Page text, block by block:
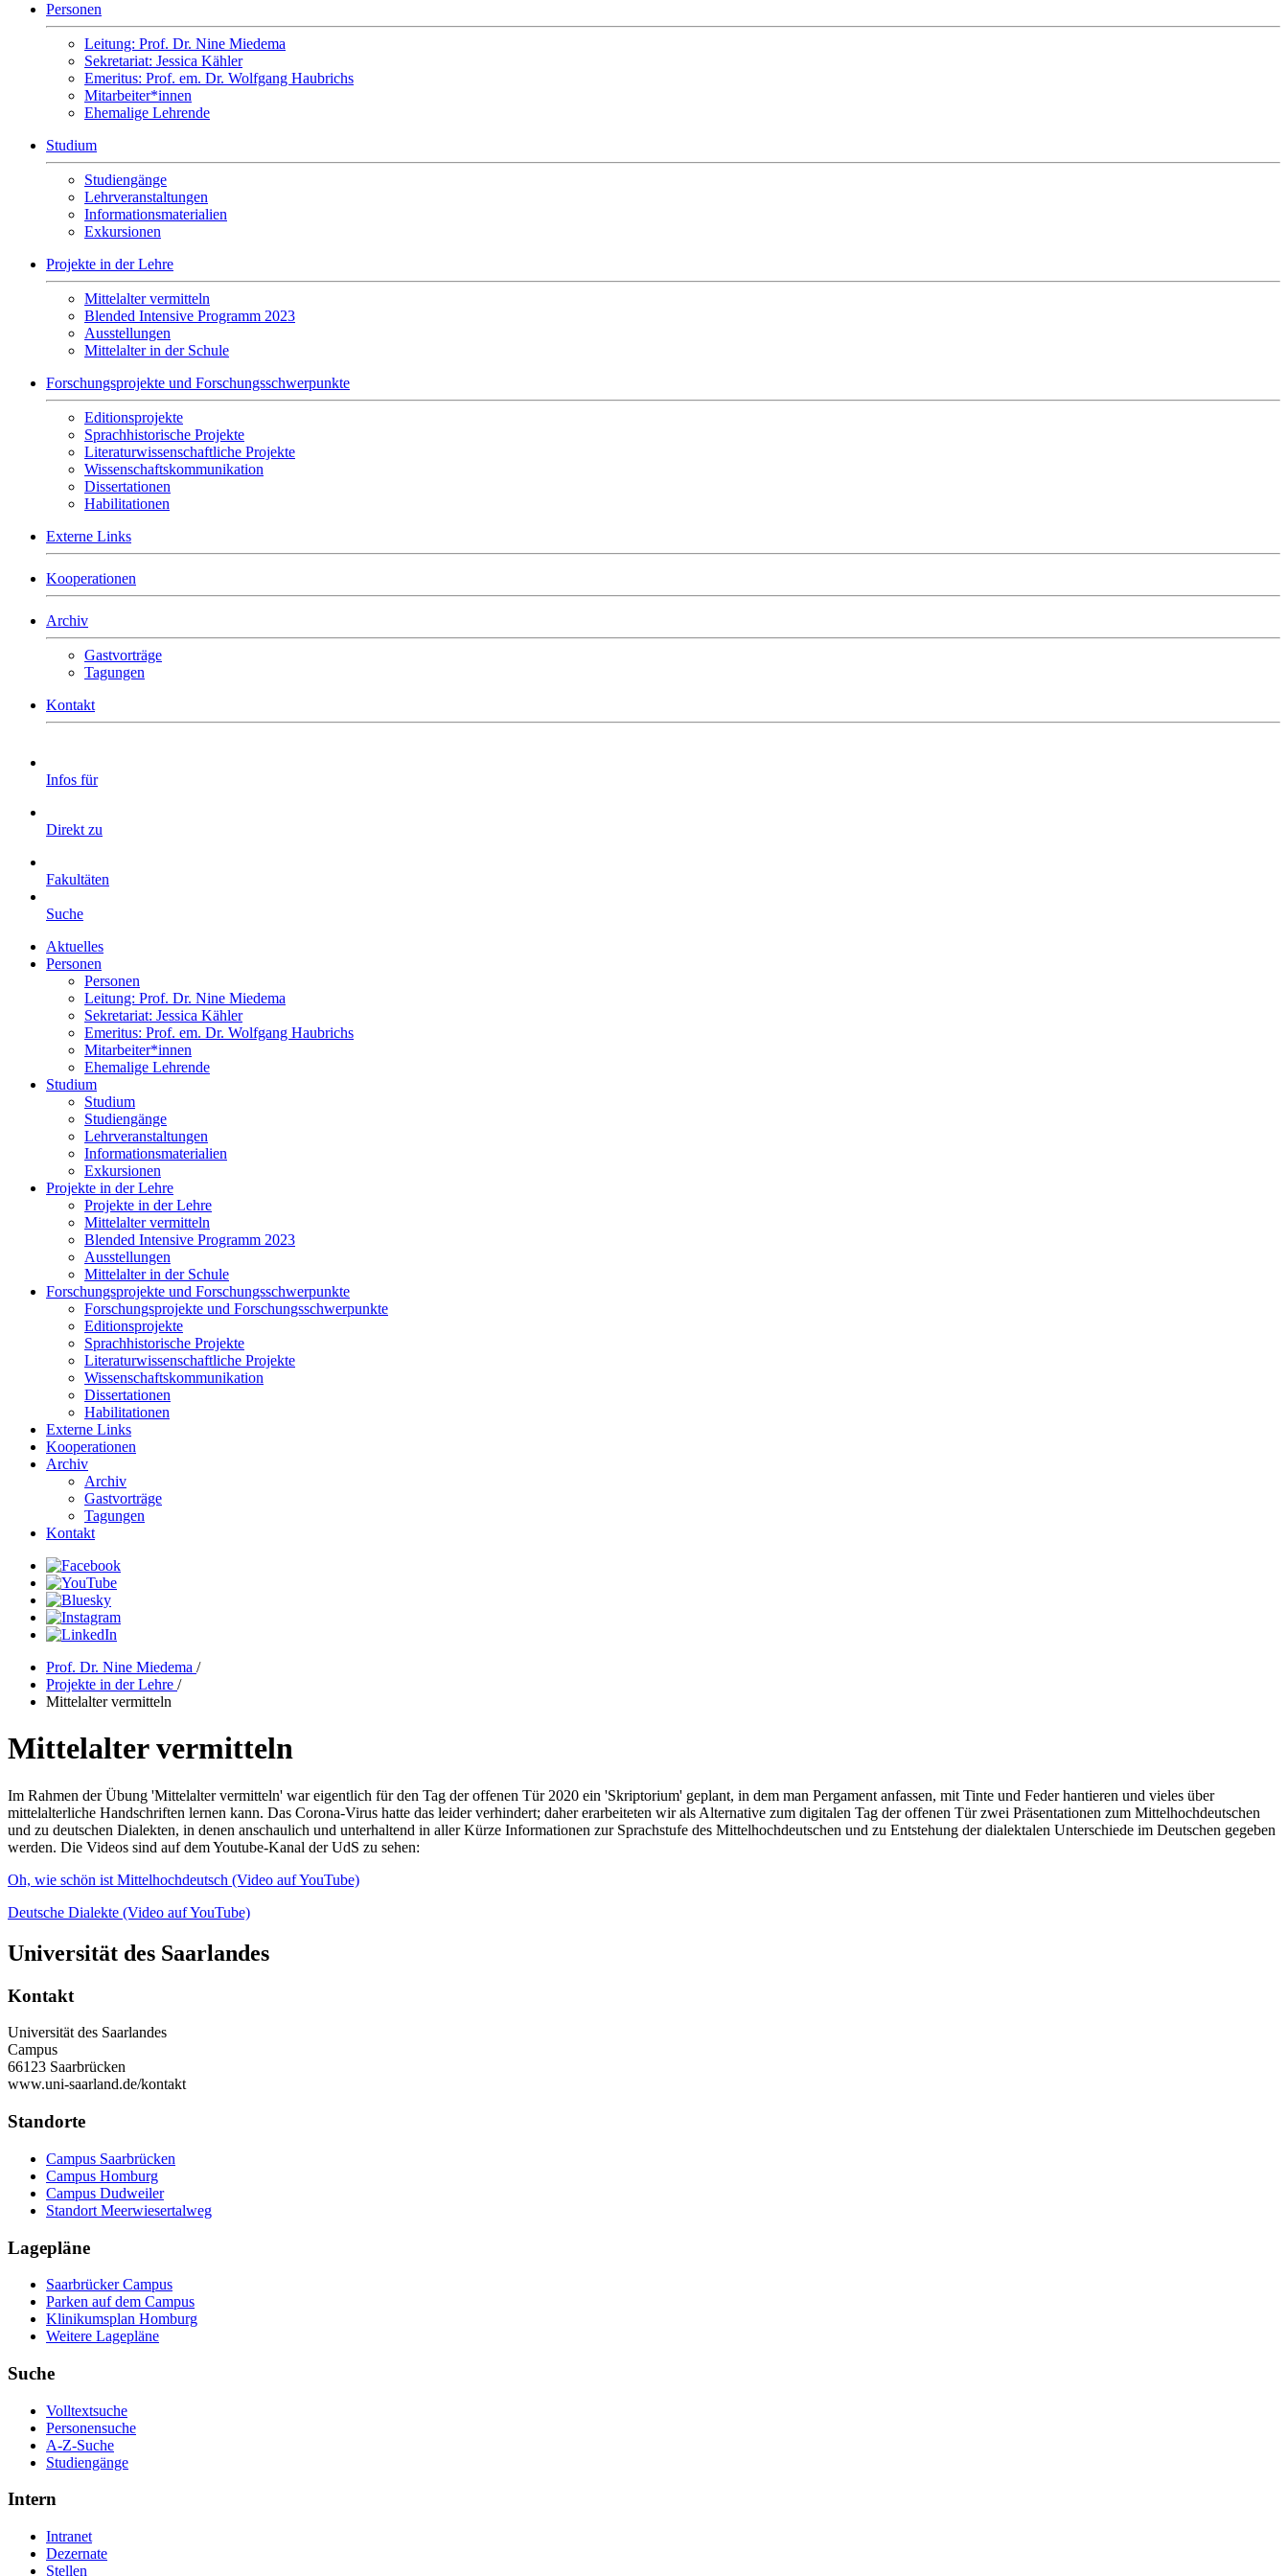
Personen
Leitung: Prof. Dr. Nine Miedema
Sekretariat: Jessica Kähler
Emeritus: Prof. em. Dr. Wolfgang Haubrichs
Mitarbeiter*innen
Ehemalige Lehrende
Studium
Studiengänge
Lehrveranstaltungen
Informationsmaterialien
Exkursionen
Projekte in der Lehre
Mittelalter vermitteln
Blended Intensive Programm 2023
Ausstellungen
Mittelalter in der Schule
Forschungsprojekte und Forschungsschwerpunkte
Editionsprojekte
Sprachhistorische Projekte
Literaturwissenschaftliche Projekte
Wissenschaftskommunikation
Dissertationen
Habilitationen
Externe Links
Kooperationen
Archiv
Gastvorträge
Tagungen
Kontakt
Infos für
Direkt zu
Fakultäten
Suche
Aktuelles
Personen
Personen
Leitung: Prof. Dr. Nine Miedema
Sekretariat: Jessica Kähler
Emeritus: Prof. em. Dr. Wolfgang Haubrichs
Mitarbeiter*innen
Ehemalige Lehrende
Studium
Studium
Studiengänge
Lehrveranstaltungen
Informationsmaterialien
Exkursionen
Projekte in der Lehre
Projekte in der Lehre
Mittelalter vermitteln
Blended Intensive Programm 2023
Ausstellungen
Mittelalter in der Schule
Forschungsprojekte und Forschungsschwerpunkte
Forschungsprojekte und Forschungsschwerpunkte
Editionsprojekte
Sprachhistorische Projekte
Literaturwissenschaftliche Projekte
Wissenschaftskommunikation
Dissertationen
Habilitationen
Externe Links
Kooperationen
Archiv
Archiv
Gastvorträge
Tagungen
Kontakt
Prof. Dr. Nine Miedema /
Projekte in der Lehre /
Mittelalter vermitteln
Mittelalter vermitteln
Im Rahmen der Übung 'Mittelalter vermitteln' war eigentlich für den Tag der offenen Tür 2020 ein 'Skriptorium' geplant, in dem man Pergament anfassen, mit Tinte und Feder hantieren und vieles über
mittelalterliche Handschriften lernen kann. Das Corona-Virus hatte das leider verhindert; daher erarbeiteten wir als Alternative zum digitalen Tag der offenen Tür zwei Präsentationen zum Mittelhochdeutschen
und zu deutschen Dialekten, in denen anschaulich und unterhaltend in aller Kürze Informationen zur Sprachstufe des Mittelhochdeutschen und zu Entstehung der dialektalen Unterschiede im Deutschen gegeben
werden. Die Videos sind auf dem Youtube-Kanal der UdS zu sehen:
Oh, wie schön ist Mittelhochdeutsch (Video auf YouTube)
Deutsche Dialekte (Video auf YouTube)
Universität des Saarlandes
Kontakt
Universität des Saarlandes
Campus
66123 Saarbrücken
www.uni-saarland.de/kontakt
Standorte
Campus Saarbrücken
Campus Homburg
Campus Dudweiler
Standort Meerwiesertalweg
Lagepläne
Saarbrücker Campus
Parken auf dem Campus
Klinikumsplan Homburg
Weitere Lagepläne
Suche
Volltextsuche
Personensuche
A-Z-Suche
Studiengänge
Intern
Intranet
Dezernate
Stellen